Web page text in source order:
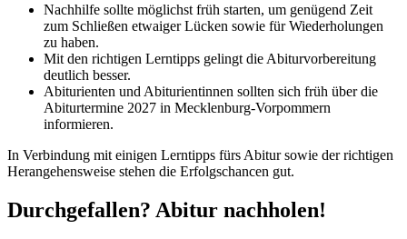
Nachhilfe sollte möglichst früh starten, um genügend Zeit
zum Schließen etwaiger Lücken sowie für Wiederholungen
zu haben.
Mit den richtigen Lerntipps gelingt die Abiturvorbereitung
deutlich besser.
Abiturienten und Abiturientinnen sollten sich früh über die
Abiturtermine 2027 in Mecklenburg-Vorpommern
informieren.
In Verbindung mit einigen Lerntipps fürs Abitur sowie der richtigen
Herangehensweise stehen die Erfolgschancen gut.
Durchgefallen? Abitur nachholen!